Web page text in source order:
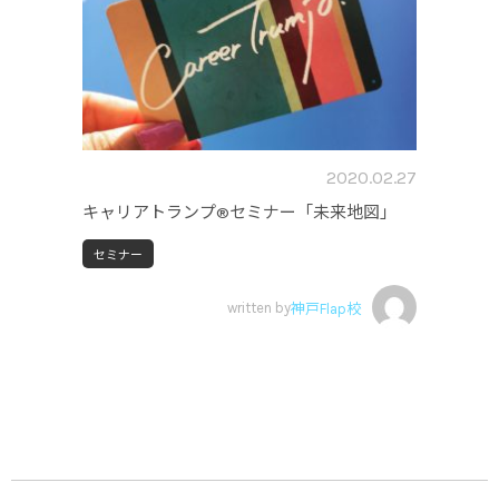
2020.02.27
キャリアトランプ®セミナー「未来地図」
セミナー
written by神戸Flap校